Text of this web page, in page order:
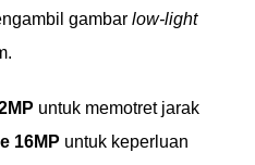
gambar low-light
untuk memotret jarak
16MP untuk keperluan